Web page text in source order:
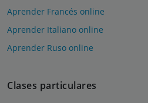
Aprender Francés online
Aprender Italiano online
Aprender Ruso online
Clases particulares